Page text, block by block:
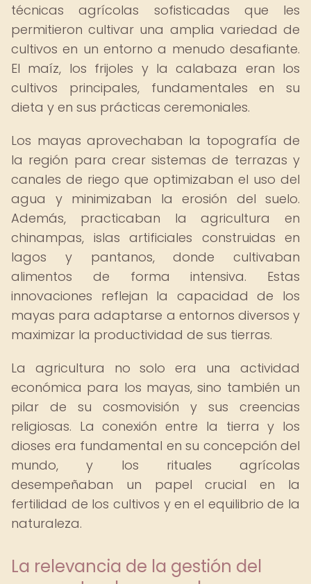
técnicas agrícolas sofisticadas que les
permitieron cultivar una amplia variedad de
cultivos en un entorno a menudo desafiante.
El maíz, los frijoles y la calabaza eran los
cultivos principales, fundamentales en su
dieta y en sus prácticas ceremoniales.
Los mayas aprovechaban la topografía de
la región para crear sistemas de terrazas y
canales de riego que optimizaban el uso del
agua y minimizaban la erosión del suelo.
Además, practicaban la agricultura en
chinampas, islas artificiales construidas en
lagos y pantanos, donde cultivaban
alimentos de forma intensiva. Estas
innovaciones reflejan la capacidad de los
mayas para adaptarse a entornos diversos y
maximizar la productividad de sus tierras.
La agricultura no solo era una actividad
económica para los mayas, sino también un
pilar de su cosmovisión y sus creencias
religiosas. La conexión entre la tierra y los
dioses era fundamental en su concepción del
mundo, y los rituales agrícolas
desempeñaban un papel crucial en la
fertilidad de los cultivos y en el equilibrio de la
naturaleza.
La relevancia de la gestión del